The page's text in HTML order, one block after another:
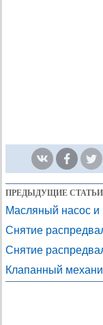
ПРЕДЫДУЩИЕ СТАТЬИ
Масляный насос и
Снятие
Снятие
Клапанный